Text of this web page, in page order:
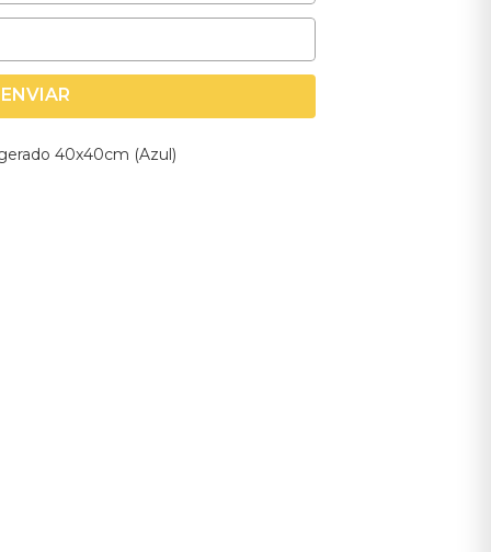
ENVIAR
40x40cm (Azul)